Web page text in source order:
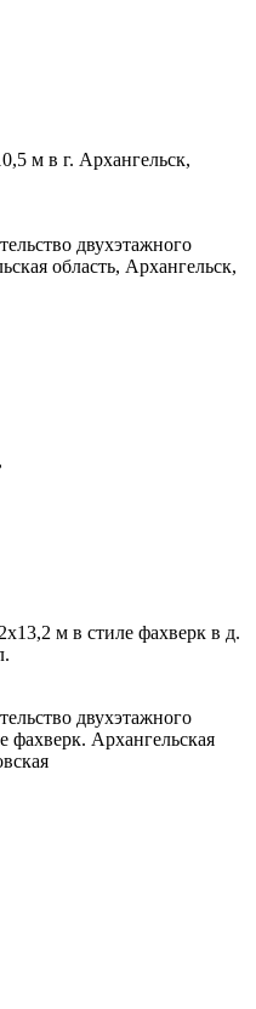
м в г. Архангельск,
двухэтажного
область, Архангельск,
м в стиле фахверк в д.
двухэтажного
фахверк. Архангельская